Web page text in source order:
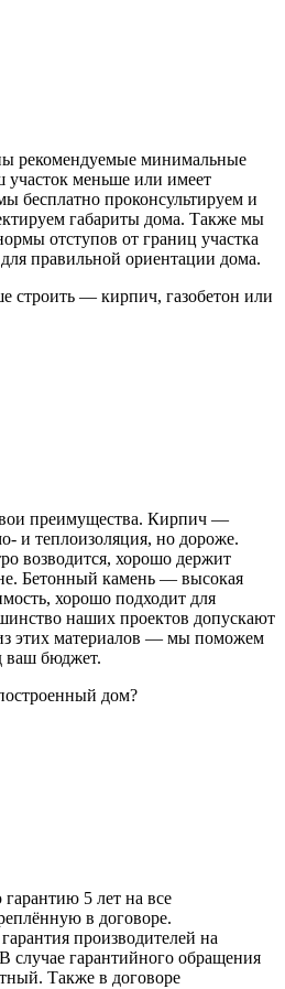
рекомендуемые минимальные
участок меньше или имеет
бесплатно проконсультируем и
габариты дома. Также мы
отступов от границ участка
правильной ориентации дома.
строить — кирпич, газобетон или
преимущества. Кирпич —
и теплоизоляция, но дороже.
возводится, хорошо держит
Бетонный камень — высокая
хорошо подходит для
наших проектов допускают
этих материалов — мы поможем
ваш бюджет.
дом?
5 лет на все
в договоре.
производителей на
случае гарантийного обращения
Также в договоре